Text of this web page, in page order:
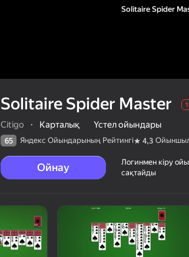
Solitaire Spider
Master
Citigo
Карталық
Solitaire Spider Master
Citigo · Карталық Үстел ойындары
65 Яндекс Ойындарының Рейтингі 4,3
Ойнау
Логинмен кіру
сақтайды